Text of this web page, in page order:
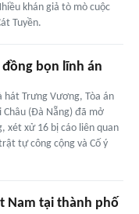
khán giả tò mò cuộc
Tuyền.
bọn lĩnh án
hát Trưng Vương, Tòa án
Châu (Đà Nẵng) đã mở
xét xử 16 bị cáo liên quan
tự công cộng và Cố ý
Nam tại thành phố